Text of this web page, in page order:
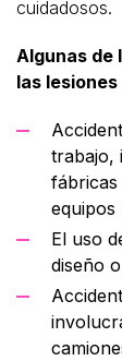
cuidadosos.
Algunas de
las
trabajo,
fábricas
equipos
El uso
diseño